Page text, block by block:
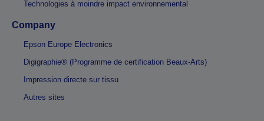
Technologies à moindre impact environnemental
Company
Epson Europe Electronics
Digigraphie® (Programme de certification Beaux-Arts)
Impression directe sur tissu
Autres sites